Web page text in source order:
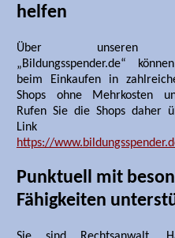
helfen
Über unseren
„Bildungsspender.de“
beim Einkaufen in
Shops ohne Mehrkosten
Rufen Sie die Shops daher
Link
https://
Punktuell mit
Fähigkeiten